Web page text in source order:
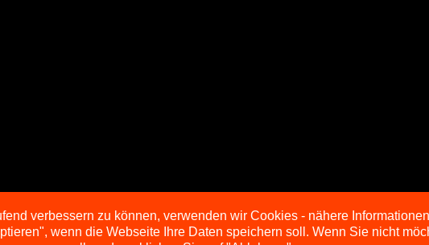
verbessern zu können, verwenden wir Cookies - nähere
wenn die Webseite Ihre Daten speichern soll. Wenn Sie nicht